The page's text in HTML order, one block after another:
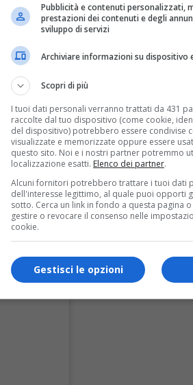
Fazio
ha chiesto a che ora
ha involontariamente
Lucarelli.
Pubblicità e contenuti personalizzati,
prestazioni dei contenuti e degli
sviluppo di servizi
Archiviare informazioni su dispositivo
Scopri di più
I tuoi dati personali verranno trattati da 431
raccolte dal tuo dispositivo (come cookie,
del dispositivo) potrebbero essere condivise
visualizzate e memorizzate oppure essere
questo sito. Noi e i nostri partner potremmo
localizzazione esatti. Elenco dei partner.
Alcuni fornitori potrebbero trattare i tuoi dati
dell'interesse legittimo, al quale puoi opporti
sotto. Cerca un link in fondo a questa pagina
gestire o revocare il consenso nelle
cookie.
Gestisci le opzioni